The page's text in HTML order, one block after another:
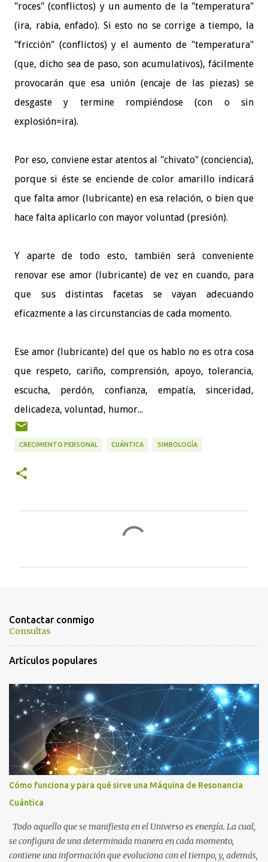
"roces" (conflictos) y un aumento de la "temperatura"
(ira, rabia, enfado). Si esto no se corrige a tiempo, la
"fricción" (conflictos) y el aumento de "temperatura"
(que, dicho sea de paso, son acumulativos), fácilmente
provocarán que esa unión (encaje de las piezas) se
desgaste y termine rompiéndose (con o sin
explosión=ira).
Por eso, conviene estar atentos al "chivato" (conciencia),
porque si éste se enciende de color amarillo indicará
que falta amor (lubricante) en esa relación, o bien que
hace falta aplicarlo con mayor voluntad (presión).
Y aparte de todo esto, también será conveniente
renovar ese amor (lubricante) de vez en cuando, para
que sus distintas facetas se vayan adecuando
eficazmente a las circunstancias de cada momento.
Ese amor (lubricante) del que os hablo no es otra cosa
que respeto, cariño, comprensión, apoyo, tolerancia,
escucha, perdón, confianza, empatía, sinceridad,
delicadeza, voluntad, humor...
CRECIMIENTO PERSONAL CUÁNTICA SIMBOLOGÍA
a
r
i
o
s
Contactar conmigo
Consultas
Artículos populares
Cómo funciona y para qué sirve una Máquina de Resonancia
Cuántica
Todo aquello que se manifiesta en el Universo es energía. La cual,
se configura de una determinada manera en cada momento,
contiene una información que evoluciona con el tiempo, y, además,